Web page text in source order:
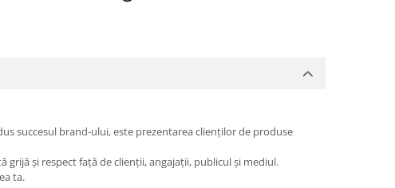
succesul brand-ului, este prezentarea clienților de produse
și respect față de clienții, angajații, publicul și mediul.
ta.